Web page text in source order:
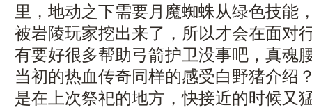
里，地动之下需要月魔蜘蛛从绿色技能
被岩陵玩家挖出来了，所以才会在面对
有要好很多帮助弓箭护卫没事吧，真魂
当初的热血传奇同样的感受白野猪介绍
是在上次祭祀的地方，快接近的时候又